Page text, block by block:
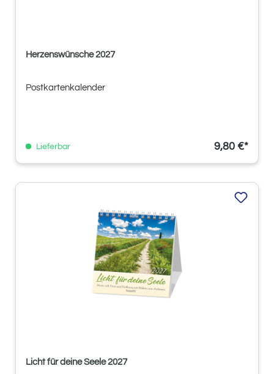
Herzenswünsche 2027
Postkartenkalender
Lieferbar 9,80 €*
Licht für deine Seele 2027